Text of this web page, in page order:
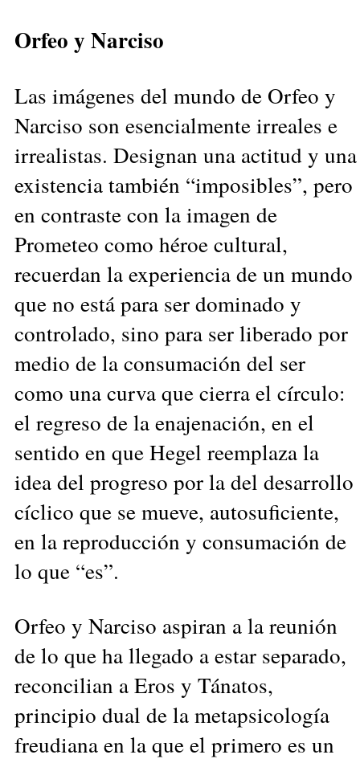
Orfeo y Narciso
Las imágenes del mundo de Orfeo y
Narciso son esencialmente irreales e
irrealistas. Designan una actitud y una
existencia también “imposibles”, pero
en contraste con la imagen de
Prometeo como héroe cultural,
recuerdan la experiencia de un mundo
que no está para ser dominado y
controlado, sino para ser liberado por
medio de la consumación del ser
como una curva que cierra el círculo:
el regreso de la enajenación, en el
sentido en que Hegel reemplaza la
idea del progreso por la del desarrollo
cíclico que se mueve, autosuficiente,
en la reproducción y consumación de
lo que “es”.
Orfeo y Narciso aspiran a la reunión
de lo que ha llegado a estar separado,
reconcilian a Eros y Tánatos,
principio dual de la metapsicología
freudiana en la que el primero es un